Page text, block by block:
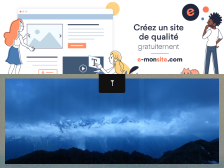
randonnée et découverte nature
a (4)